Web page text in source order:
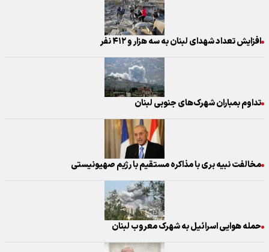
افزایش تعداد شهدای لبنان به سه هزار و ۴۱۲ نفر
تداوم بمباران شهرک‌های جنوبی لبنان
مخالفت نبیه بری با مذاکره مستقیم با رژیم صهیونیستی
حمله هوایی اسرائیل به شهرک معروب لبنان